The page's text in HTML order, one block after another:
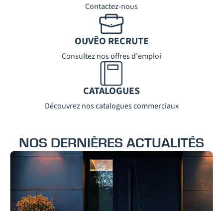
Contactez-nous
OUVÊO RECRUTE
Consultez nos offres d'emploi
CATALOGUES
Découvrez nos catalogues commerciaux
NOS DERNIÈRES ACTUALITÉS